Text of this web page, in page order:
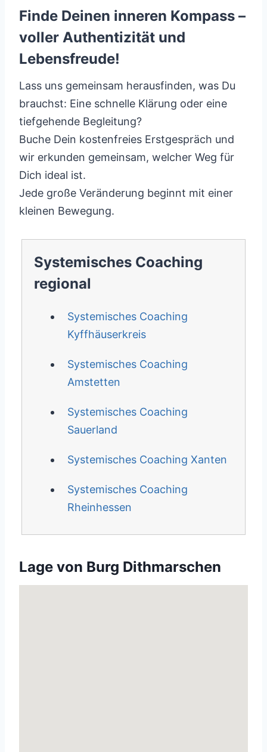
Finde Deinen inneren Kompass –
voller Authentizität und
Lebensfreude!
Lass uns gemeinsam herausfinden, was Du
brauchst: Eine schnelle Klärung oder eine
tiefgehende Begleitung?
Buche Dein kostenfreies Erstgespräch und
wir erkunden gemeinsam, welcher Weg für
Dich ideal ist.
Jede große Veränderung beginnt mit einer
kleinen Bewegung.
Systemisches Coaching
regional
Systemisches Coaching
Kyffhäuserkreis
Systemisches Coaching
Amstetten
Systemisches Coaching
Sauerland
Systemisches Coaching Xanten
Systemisches Coaching
Rheinhessen
Lage von Burg Dithmarschen